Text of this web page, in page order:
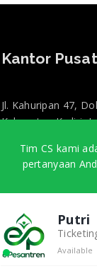
Kantor
Jl. Kahuripan 47,
Kabupaten Kediri,
Jakarta
Tim CS kami
pertanyaan
Putri
Available